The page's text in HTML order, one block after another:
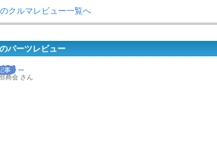
クルマレビュー一覧へ
パーツレビュー
事 ...
商会 さん